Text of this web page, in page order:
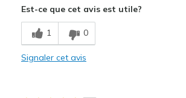
Comfortable
Durable
Est-ce que cet avis est utile?
1 0
Signaler cet avis